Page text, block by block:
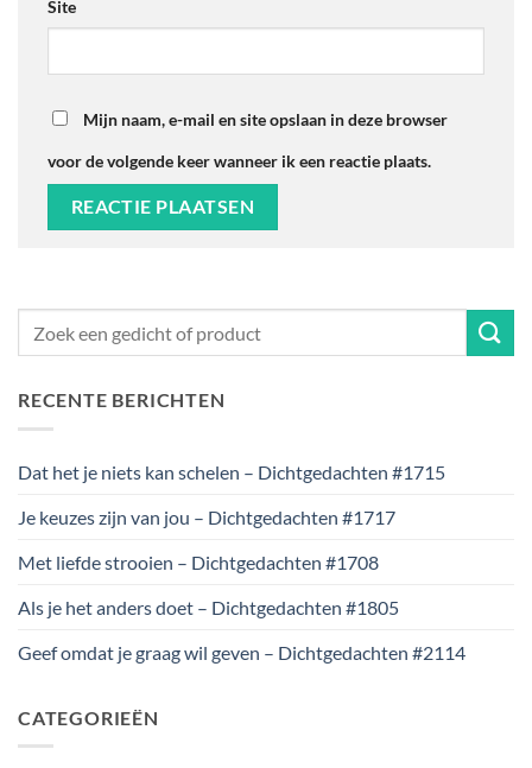
Site
Mijn naam, e-mail en site opslaan in deze browser
voor de volgende keer wanneer ik een reactie plaats.
RECENTE BERICHTEN
Dat het je niets kan schelen – Dichtgedachten #1715
Je keuzes zijn van jou – Dichtgedachten #1717
Met liefde strooien – Dichtgedachten #1708
Als je het anders doet – Dichtgedachten #1805
Geef omdat je graag wil geven – Dichtgedachten #2114
CATEGORIEËN